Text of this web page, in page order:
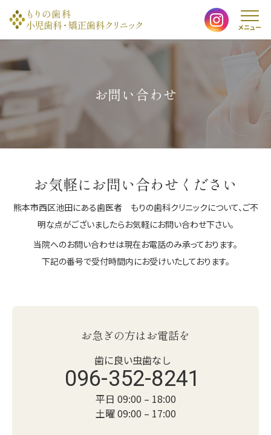
メニュー
診療時間
当院について
スタッフ紹介
予防歯科
審美歯科・ホワイトニング
インプラント・口腔外科
お問い合わせ
お気軽にお問い合わせください
熊本市西区池田にある歯医者 もりの歯科クリニックについて、ご不
明な点がございましたらお気軽にお問い合わせ下さい。
当院へのお問い合わせは現在お電話のみ承っております。
下記の番号で受付時間内にお受けいたしております。
お急ぎの方はお電話を
歯に良い虫歯なし
096-352-8241
平日 09:00 – 18:00
土曜 09:00 – 17:00